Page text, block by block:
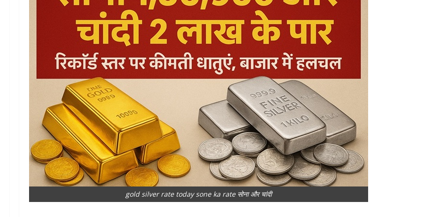
gold silver rate today sone ka rate सोना और चांदी